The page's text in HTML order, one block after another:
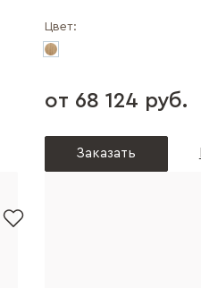
Цвет:
от 68 124 руб.
Заказать